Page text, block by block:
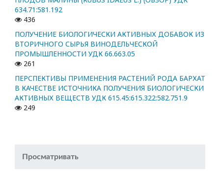
634.71:581.192
436
ПОЛУЧЕНИЕ БИОЛОГИЧЕСКИ АКТИВНЫХ ДОБАВОК ИЗ
ВТОРИЧНОГО СЫРЬЯ ВИНОДЕЛЬЧЕСКОЙ
ПРОМЫШЛЕННОСТИ УДК 66.663.05
261
ПЕРСПЕКТИВЫ ПРИМЕНЕНИЯ РАСТЕНИЙ РОДА БАРХАТ
В КАЧЕСТВЕ ИСТОЧНИКА ПОЛУЧЕНИЯ БИОЛОГИЧЕСКИ
АКТИВНЫХ ВЕЩЕСТВ УДК 615.45:615.322:582.751.9
249
Просматривать